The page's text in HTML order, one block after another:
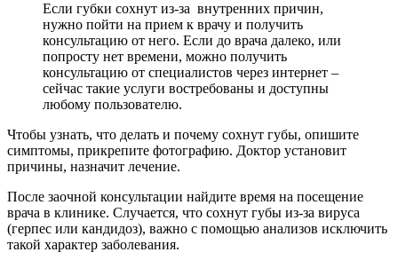
Если губки сохнут из-за внутренних причин,
нужно пойти на прием к врачу и получить
консультацию от него. Если до врача далеко, или
попросту нет времени, можно получить
консультацию от специалистов через интернет –
сейчас такие услуги востребованы и доступны
любому пользователю.
Чтобы узнать, что делать и почему сохнут губы, опишите
симптомы, прикрепите фотографию. Доктор установит
причины, назначит лечение.
После заочной консультации найдите время на посещение
врача в клинике. Случается, что сохнут губы из-за вируса
(герпес или кандидоз), важно с помощью анализов исключить
такой характер заболевания.